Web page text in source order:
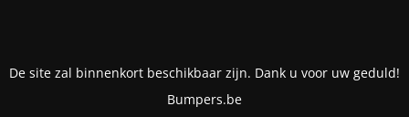
De site zal binnenkort beschikbaar zijn. Dank u voor uw geduld!
Bumpers.be